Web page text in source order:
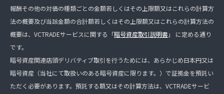
報酬その他の対価の種類ごとの金額若しくはその上限額又はこれらの計算方
法の概要及び当該金額の合計額若しくはその上限額又はこれらの計算方法の
概要は、VCTRADEサービスに関する「暗号資産取引説明書」 に定める通り
です。
暗号資産関連店頭デリバティブ取引を行うためには、あらかじめ日本円又は
暗号資産（当社にて取扱いのある暗号資産に限ります。）で証拠金を預託い
ただく必要があります。預託する額又はその計算方法は、VCTRADEサービ